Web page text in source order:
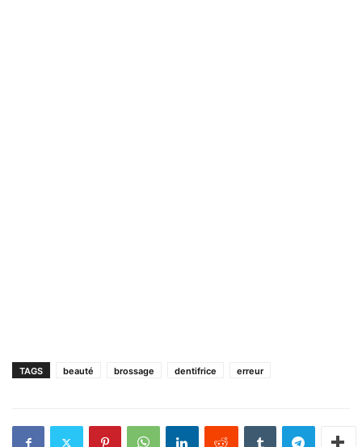
TAGS beauté brossage dentifrice erreur